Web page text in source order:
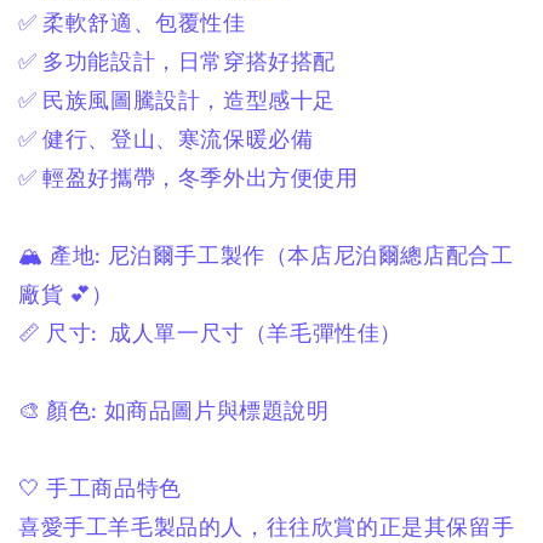
✅ 柔軟舒適、包覆性佳
✅ 多功能設計，日常穿搭好搭配
✅ 民族風圖騰設計，造型感十足
✅ 健行、登山、寒流保暖必備
✅ 輕盈好攜帶，冬季外出方便使用
🏔 產地: 尼泊爾手工製作 （本店尼泊爾總店配合工
廠貨 💕）
📏 尺寸: 成人單一尺寸 （羊毛彈性佳）
🎨 顏色: 如商品圖片與標題說明
🤍 手工商品特色
喜愛手工羊毛製品的人， 往往欣賞的正是其保留手